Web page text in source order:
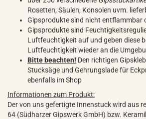
Rosetten, Säulen, Konsolen uvm.
Gipsprodukte sind nicht entflammbar
Gipsprodukte sind
Luftfeuchtigkeit auf und geben diese
Luftfeuchtigkeit wieder an die
Bitte beachten! Den richtigen
Stucksäge und Gehrungslade für
ebenfalls im Shop
Informationen zum Produkt:
Der von uns gefertigte Innenstuck wird aus
64 (Südharzer Gipswerk GmbH) bzw.